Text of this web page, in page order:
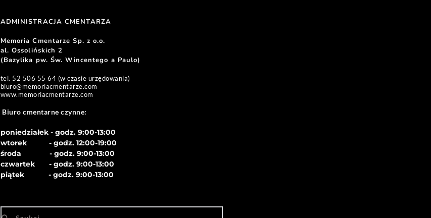
ADMINISTRACJA CMENTARZA
Memoria Cmentarze Sp. z o.o.
al. Ossolińskich 2
(Bazylika pw. Św. Wincentego a Paulo)
tel. 52 506 55 64 (w czasie urzędowania)
biuro@memoriacmentarze.com
www.memoriacmentarze.com
Biuro cmentarne czynne:
poniedziałek - godz. 9:00-13:00
wtorek           - godz. 12:00-19:00
środa              - godz. 9:00-13:00
czwartek       - godz. 9:00-13:00
piątek            - godz. 9:00-13:00